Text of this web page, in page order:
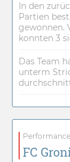
In den
Partien
gewonnen.
konnten 3
Das Team
unterm
Performance
FC